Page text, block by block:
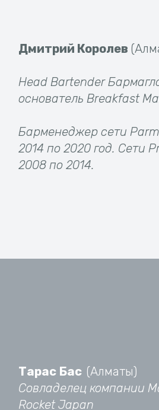
Дмитрий Королев
Head Bartender
основатель Breakfast
Барменеджер сети
2014 по 2020 год. Сети
2008 по 2014.
Тарас Бас (Алматы)
Совладелец компании
Rocket Japan